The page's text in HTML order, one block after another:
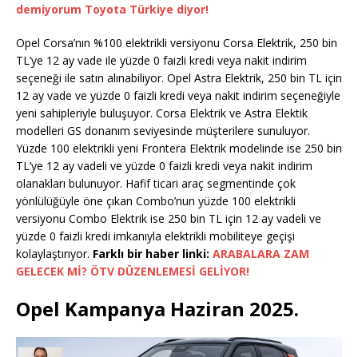
demiyorum Toyota Türkiye diyor!
Opel Corsa’nın %100 elektrikli versiyonu Corsa Elektrik, 250 bin
TL’ye 12 ay vade ile yüzde 0 faizli kredi veya nakit indirim
seçeneği ile satın alınabiliyor. Opel Astra Elektrik, 250 bin TL için
12 ay vade ve yüzde 0 faizli kredi veya nakit indirim seçeneğiyle
yeni sahipleriyle buluşuyor. Corsa Elektrik ve Astra Elektik
modelleri GS donanım seviyesinde müşterilere sunuluyor.
Yüzde 100 elektrikli yeni Frontera Elektrik modelinde ise 250 bin
TL’ye 12 ay vadeli ve yüzde 0 faizli kredi veya nakit indirim
olanakları bulunuyor. Hafif ticari araç segmentinde çok
yönlülüğüyle öne çıkan Combo’nun yüzde 100 elektrikli
versiyonu Combo Elektrik ise 250 bin TL için 12 ay vadeli ve
yüzde 0 faizli kredi imkanıyla elektrikli mobiliteye geçişi
kolaylaştırıyor. Farklı bir haber linki: ARABALARA ZAM
GELECEK Mİ? ÖTV DÜZENLEMESİ GELİYOR!
Opel Kampanya Haziran 2025.